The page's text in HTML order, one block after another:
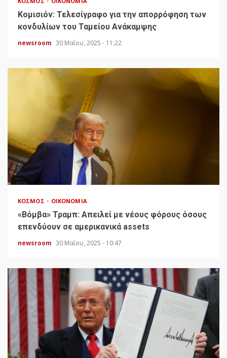
Κομισιόν: Τελεσίγραφο για την απορρόφηση των
κονδυλίων του Ταμείου Ανάκαμψης
newsroom 30 Μαΐου, 2025 - 11:22
ΚΌΣΜΟΣ ΟΙΚΟΝΟΜΊΑ
«Bόμβα» Τραμπ: Απειλεί με νέους φόρους όσους
επενδύουν σε αμερικανικά assets
newsroom 30 Μαΐου, 2025 - 10:47